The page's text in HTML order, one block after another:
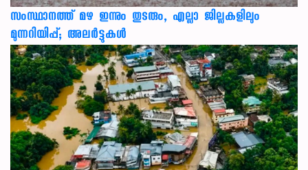
സംസ്ഥാനത്ത് മഴ ഇന്നും തുടരും, എല്ലാ ജില്ലകളിലും
മുന്നറിയിപ്പ്; അലർട്ടുകൾ